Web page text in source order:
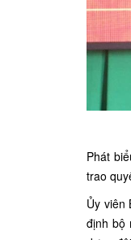
Phát
trao
Ủy viên
định bộ